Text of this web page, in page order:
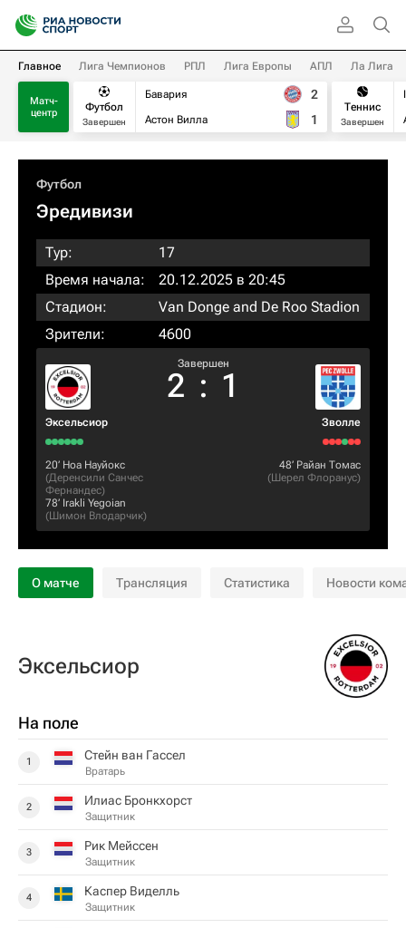
Главное Лига Чемпионов РПЛ Лига Европы АПЛ Ла Лига
Матч-
центр
Футбол
Завершен
Бавария
Астон Вилла
2
1
Теннис
Завершен
Футбол
Эредивизи
Тур:
17
Время начала:
20.12.2025 в 20:45
Стадион:
Van Donge and De Roo Stadion
Зрители:
4600
Эксельсиор
Завершен
2 : 1
Зволле
20‎’‎ Ноа Науйокс
(Деренсили Санчес
Фернандес)
78‎’‎ Irakli Yegoian
(Шимон Влодарчик)
48‎’‎ Райан Томас
(Шерел Флоранус)
О матче Трансляция Статистика Новости
Эксельсиор
На поле
1 Стейн ван Гассел
Вратарь
2 Илиас Бронкхорст
Защитник
3 Рик Мейссен
Защитник
4 Каспер Виделль
Защитник